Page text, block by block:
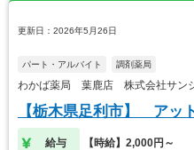
更新日：2026年5月26日
パート・アルバイト 調剤薬局
わかば薬局 葉鹿店 株式会社サン
【栃木県足利市】 アッ
給与 【時給】2,000円～